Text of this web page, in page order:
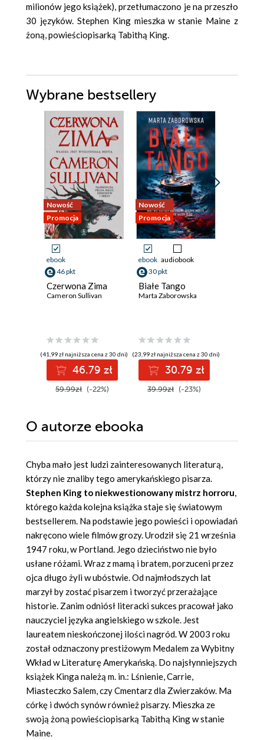
milionów jego książek), przetłumaczono je na przeszło
30 języków. Stephen King mieszka w stanie Maine z
żoną, powieściopisarką Tabithą King.
Wybrane bestsellery
Nowość
Promocja
ebook
46 pkt
Czerwona Zima
Cameron Sullivan
(41,99 zł najniższa cena z 30 dni)
46.79 zł
59.99zł (-22%)
Nowość
Promocja
ebook audiobook
30 pkt
Białe Tango
Marta Zaborowska
(23,99 zł najniższa cena z 30 dni)
30.79 zł
39.99zł (-23%)
O autorze ebooka
Chyba mało jest ludzi zainteresowanych literaturą,
którzy nie znaliby tego amerykańskiego pisarza.
Stephen King to niekwestionowany mistrz horroru,
którego każda kolejna książka staje się światowym
bestsellerem. Na podstawie jego powieści i opowiadań
nakręcono wiele filmów grozy. Urodził się 21 września
1947 roku, w Portland. Jego dzieciństwo nie było
usłane różami. Wraz z mamą i bratem, porzuceni przez
ojca długo żyli w ubóstwie. Od najmłodszych lat
marzył by zostać pisarzem i tworzyć przerażające
historie. Zanim odniósł literacki sukces pracował jako
nauczyciel języka angielskiego w szkole. Jest
laureatem nieskończonej ilości nagród. W 2003 roku
został odznaczony prestiżowym Medalem za Wybitny
Wkład w Literaturę Amerykańską. Do najsłynniejszych
książek Kinga należą m. in.: Lśnienie, Carrie,
Miasteczko Salem, czy Cmentarz dla Zwierzaków. Ma
córkę i dwóch synów również pisarzy. Mieszka ze
swoją żoną powieściopisarką Tabithą King w stanie
Maine.